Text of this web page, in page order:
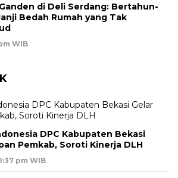
di Deli Serdang: Bertahun-
Bedah Rumah yang Tak
WIB
DPC Kabupaten Bekasi
Pemkab, Soroti Kinerja DLH
pm WIB